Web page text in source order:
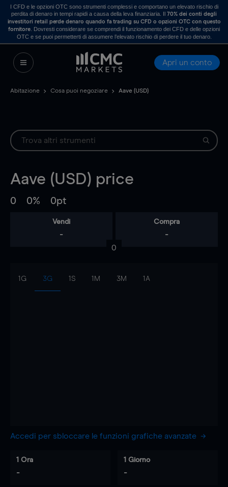
I CFD e le opzioni OTC sono strumenti complessi e comportano un elevato rischio di
perdita di denaro in tempi rapidi a causa della leva finanziaria. Il70% dei conti degli
investitori retail perde denaro quando fa trading su CFD o opzioni OTC con questo
fornitore . Dovresti considerare se comprendi il funzionamento dei CFD e delle opzioni
OTC e se puoi permetterti di assumere l’elevato rischio di perdere il tuo denaro.
Apri un conto
Abitazione Cosa puoi negoziare Aave (USD)
Aave (USD) price
0 0% 0pt
Vendi
-
Compra
-
0
1G 3G 1S 1M 3M 1A
Accedi per sbloccare le funzioni grafiche avanzate
1 Ora
-
1 Giorno
-